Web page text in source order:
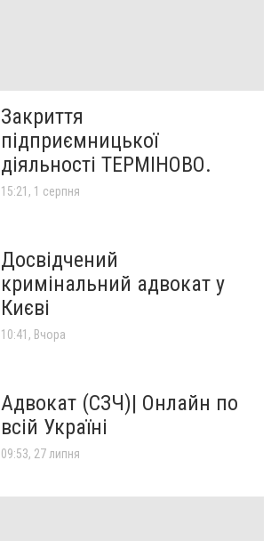
Закриття
підприємницької
діяльності ТЕРМІНОВО.
15:21, 1 серпня
Досвідчений
кримінальний адвокат у
Києві
10:41, Вчора
Адвокат (СЗЧ)| Онлайн по
всій Україні
09:53, 27 липня